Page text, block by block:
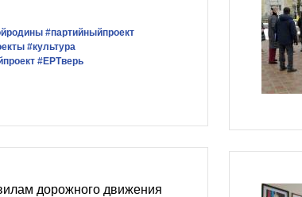
#партийныйпроект
#культура
#ЕРТверь
дорожного движения